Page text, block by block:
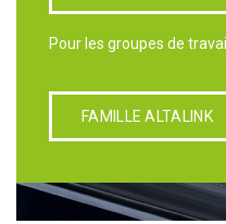
Pour les groupes de
FAMILLE ALTALINK